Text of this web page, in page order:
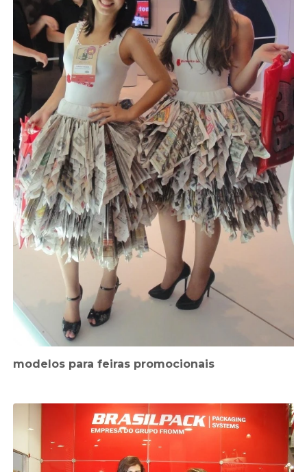
modelos para feiras promocionais